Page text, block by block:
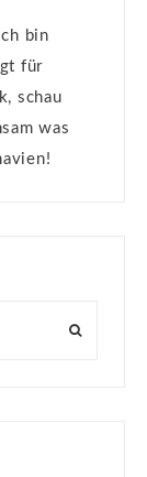
bin
für
schau
was